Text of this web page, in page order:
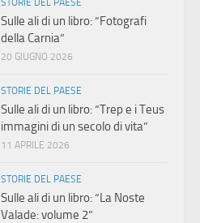
STORIE DEL PAESE
Sulle ali di un libro: “Fotografi
della Carnia”
20 GIUGNO 2026
STORIE DEL PAESE
Sulle ali di un libro: “Trep e i Teus
immagini di un secolo di vita”
11 APRILE 2026
STORIE DEL PAESE
Sulle ali di un libro: “La Noste
Valade: volume 2”